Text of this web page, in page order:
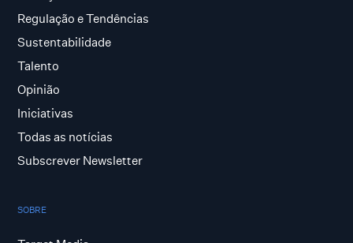
Regulação e Tendências
Sustentabilidade
Talento
Opinião
Iniciativas
Todas as notícias
Subscrever Newsletter
SOBRE